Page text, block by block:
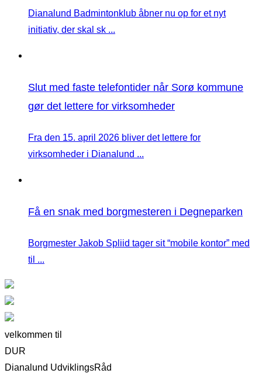
Dianalund Badmintonklub åbner nu op for et nyt
initiativ, der skal sk ...
Slut med faste telefontider når Sorø kommune
gør det lettere for virksomheder
Fra den 15. april 2026 bliver det lettere for
virksomheder i Dianalund ...
Få en snak med borgmesteren i Degneparken
Borgmester Jakob Spliid tager sit “mobile kontor” med
til ...
velkommen til
DUR
Dianalund UdviklingsRåd